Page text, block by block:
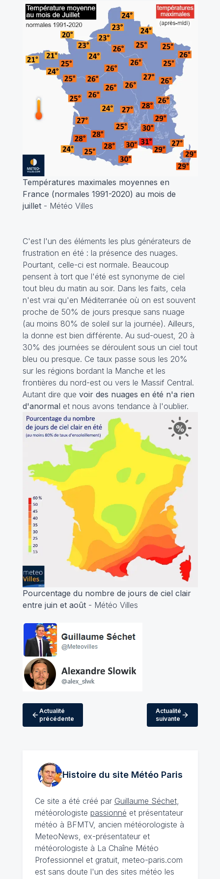
Températures maximales moyennes en
France (normales 1991-2020) au mois de
juillet- Météo Villes
C'est l'un des éléments les plus générateurs de
frustration en été : la présence des nuages.
Pourtant, celle-ci est normale. Beaucoup
pensent à tort que l'été est synonyme de ciel
tout bleu du matin au soir. Dans les faits, cela
n'est vrai qu'en Méditerranée où on est souvent
proche de 50% de jours presque sans nuage
(au moins 80% de soleil sur la journée). Ailleurs,
la donne est bien différente. Au sud-ouest, 20 à
30% des journées se déroulent sous un ciel tout
bleu ou presque. Ce taux passe sous les 20%
sur les régions bordant la Manche et les
frontières du nord-est ou vers le Massif Central.
Autant dire que voir des nuages en été n'a rien
d'anormalet nous avons tendance à l'oublier.
Pourcentage du nombre de jours de ciel clair
entre juin et août- Météo Villes
Actualité
précédente
Actualité
suivante
Histoire du site MétéoParis
Ce site a été créé par Guillaume Séchet,
météorologiste passionné et présentateur
météo à BFMTV, ancien météorologiste à
MeteoNews, ex-présentateur et
météorologiste à La Chaîne Météo
Professionnel et gratuit, meteo-paris.com
est sans doute l'un des sites météo les